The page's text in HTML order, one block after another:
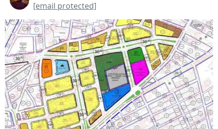
[email protected]